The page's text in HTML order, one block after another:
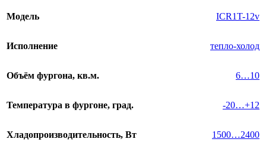
Модель ICR1T-12v
Исполнение тепло-холод
Объём фургона, кв.м. 6…10
Температура в фургоне, град. -20…+12
Хладопроизводительность, Вт 1500…2400